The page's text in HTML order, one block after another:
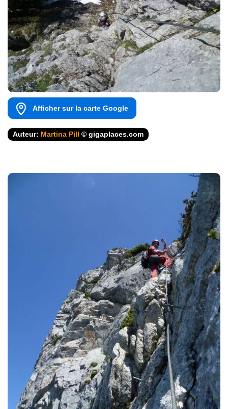
Afficher sur la carte Google
Auteur: Martina Pill © gigaplaces.com